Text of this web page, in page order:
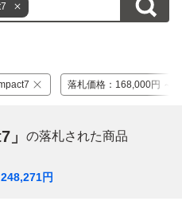
落札価格 ： 168,000円 ～
の落札された商品
248,271円